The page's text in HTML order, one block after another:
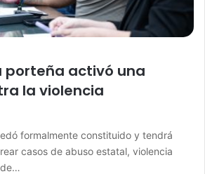
porteña activó una
la violencia
formalmente constituido y tendrá
casos de abuso estatal, violencia